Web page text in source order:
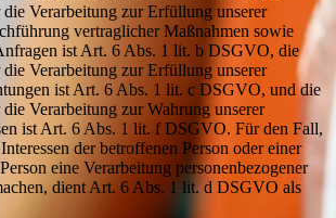
Verarbeitung zur Erfüllung unserer
vertraglicher Maßnahmen sowie
ist Art. 6 Abs. 1 lit. b DSGVO, die
Verarbeitung zur Erfüllung unserer
ist Art. 6 Abs. 1 lit. c DSGVO, und die
Verarbeitung zur Wahrung unserer
ist Art. 6 Abs. 1 lit. f DSGVO. Für den Fall,
der betroffenen Person oder einer
eine Verarbeitung personenbezogener
dient Art. 6 Abs. 1 lit. d DSGVO als